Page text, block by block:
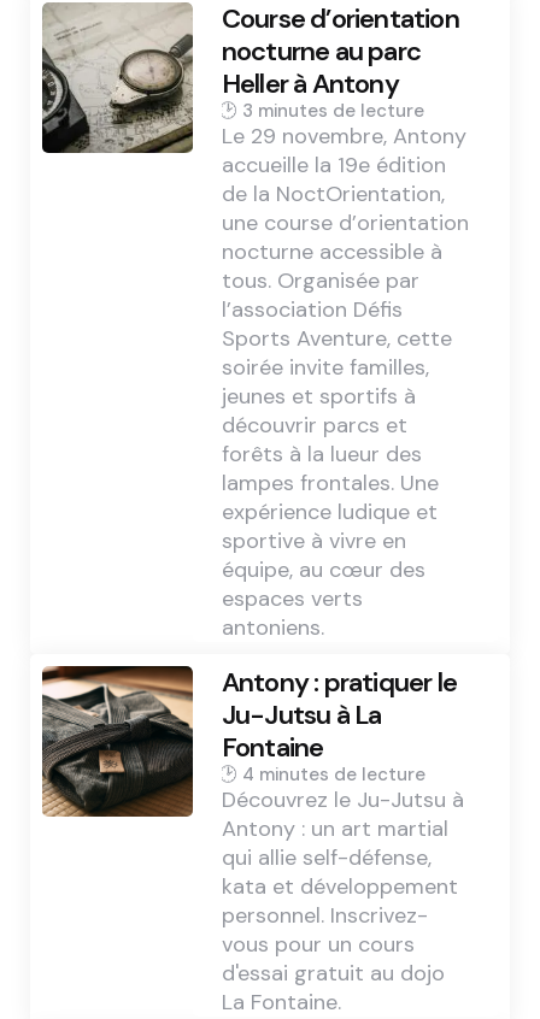
Course d’orientation
nocturne au parc
Heller à Antony
3 min
Le 29 novembre, Antony
accueille la 19e édition
de la NoctOrientation,
une course d’orientation
nocturne accessible à
tous. Organisée par
l’association Défis
Sports Aventure, cette
soirée invite familles,
jeunes et sportifs à
découvrir parcs et
forêts à la lueur des
lampes frontales. Une
expérience ludique et
sportive à vivre en
équipe, au cœur des
espaces verts
antoniens.
Antony : pratiquer le
Ju-Jutsu à La
Fontaine
4 min
Découvrez le Ju-Jutsu à
Antony : un art martial
qui allie self-défense,
kata et développement
personnel. Inscrivez-
vous pour un cours
d'essai gratuit au dojo
La Fontaine.